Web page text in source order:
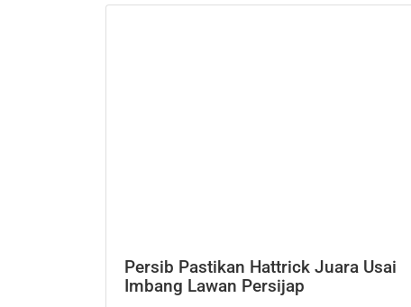
Persib Pastikan Hattrick Juara Usai
Imbang Lawan Persijap